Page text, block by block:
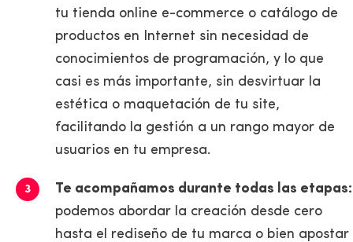
tu tienda online e-commerce o catálogo de
productos en Internet sin necesidad de
conocimientos de programación, y lo que
casi es más importante, sin desvirtuar la
estética o maquetación de tu site,
facilitando la gestión a un rango mayor de
usuarios en tu empresa.
Te acompañamos durante todas las etapas:
podemos abordar la creación desde cero
hasta el rediseño de tu marca o bien apostar